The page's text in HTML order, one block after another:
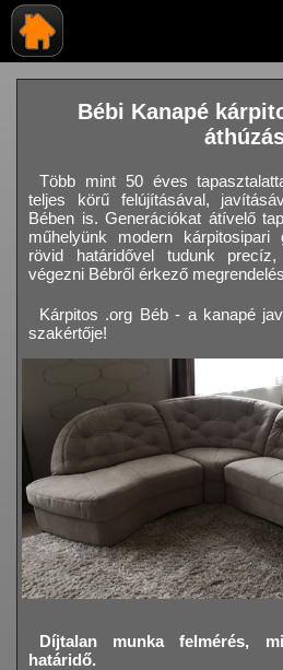
Bébi Kanapé
Több mint 50 éves
teljes körű felújításával,
Bében is. Generációkat átívelő
műhelyünk modern kárpitosipari
rövid határidővel tudunk
végezni Bébről érkező
Kárpitos .org Béb - a kanapé
szakértője!
Díjtalan munka felmérés,
határidő.